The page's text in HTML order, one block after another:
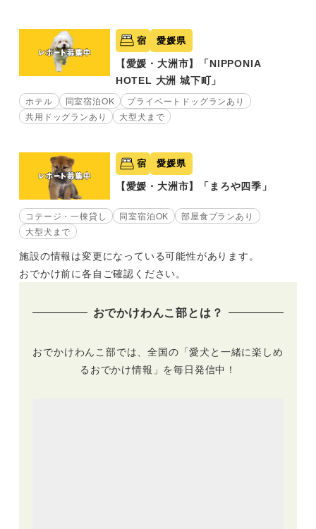
宿 愛媛県
【愛媛・大洲市】「NIPPONIA
HOTEL 大洲 城下町」
ホテル 同室宿泊OK
プライベートドッグランあり
共用ドッグランあり
大型犬まで
宿 愛媛県
【愛媛・大洲市】「まろや四季」
コテージ・一棟貸し 同室宿泊OK
部屋食プランあり
大型犬まで
施設の情報は変更になっている可能性があります。
おでかけ前に各自ご確認ください。
おでかけわんこ部とは？
おでかけわんこ部では、全国の「愛犬と一緒に楽しめ
るおでかけ情報」を毎日発信中！